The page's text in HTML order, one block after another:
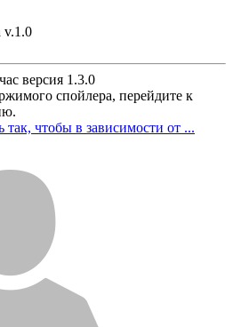
версия 1.3.0
спойлера, перейдите к
так, чтобы в зависимости от ...